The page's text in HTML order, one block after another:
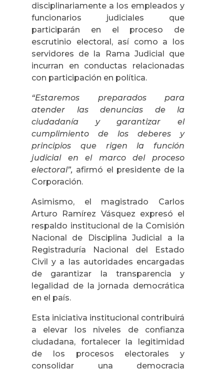
disciplinariamente a los empleados y
funcionarios judiciales que
participarán en el proceso de
escrutinio electoral, así como a los
servidores de la Rama Judicial que
incurran en conductas relacionadas
con participación en política.
“Estaremos preparados para
atender las denuncias de la
ciudadanía y garantizar el
cumplimiento de los deberes y
principios que rigen la función
judicial en el marco del proceso
electoral”, afirmó el presidente de la
Corporación.
Asimismo, el magistrado Carlos
Arturo Ramírez Vásquez expresó el
respaldo institucional de la Comisión
Nacional de Disciplina Judicial a la
Registraduría Nacional del Estado
Civil y a las autoridades encargadas
de garantizar la transparencia y
legalidad de la jornada democrática
en el país.
Esta iniciativa institucional contribuirá
a elevar los niveles de confianza
ciudadana, fortalecer la legitimidad
de los procesos electorales y
consolidar una democracia